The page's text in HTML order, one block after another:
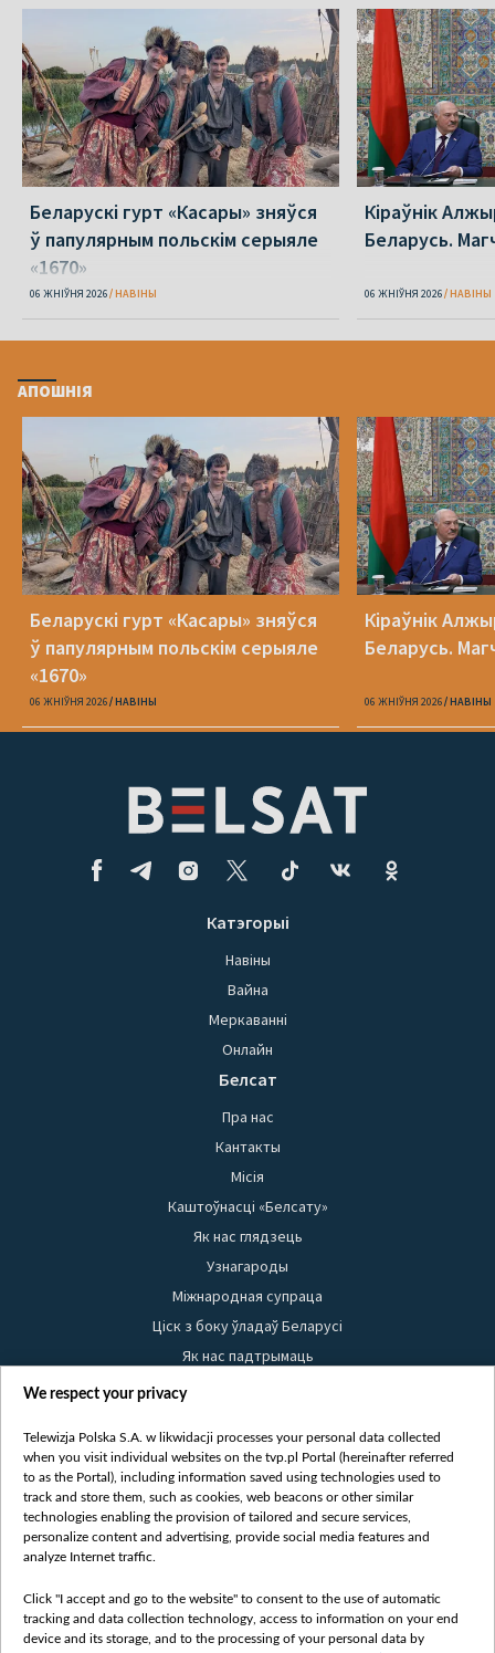
Беларускі гурт «Касары» зняўся
ў папулярным польскім серыяле
«1670»
06 ЖНІЎНЯ 2026 НАВІНЫ
Кіраўнік
Беларусь.
06 ЖНІЎНЯ 2026 НАВІНЫ
АПОШНІЯ
Беларускі гурт «Касары» зняўся
ў папулярным польскім серыяле
«1670»
06 ЖНІЎНЯ 2026 НАВІНЫ
Кіраўнік
Беларусь.
06 ЖНІЎНЯ 2026 НАВІНЫ
Катэгорыі
Навіны
Вайна
Меркаванні
Онлайн
Белсат
Пра нас
Кантакты
Місія
Каштоўнасці «Белсату»
Як нас глядзець
Узнагароды
Міжнародная супраца
Ціск з боку ўладаў Беларусі
Як нас падтрымаць
Правілы выкарыстання матэрыялаў
Бяспека
Youtube
Белсат news
Белсат Shorts
Жэстачайшы мульт
Belsat English
We respect your privacy
Telewizja Polska S.A. w likwidacji processes your personal data collected
when you visit individual websites on the tvp.pl Portal (hereinafter referred
to as the Portal), including information saved using technologies used to
track and store them, such as cookies, web beacons or other similar
technologies enabling the provision of tailored and secure services,
personalize content and advertising, provide social media features and
analyze Internet traffic.
Click "I accept and go to the website" to consent to the use of automatic
tracking and data collection technology, access to information on your end
device and its storage, and to the processing of your personal data by